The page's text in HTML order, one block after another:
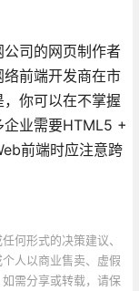
司的网页制作者
前端开发商在市
你可以在不掌握
企业需要HTML5 +
前端时应注意跨
何形式的决策建议、
人以商业售卖、虚假
需分享或转载，请保